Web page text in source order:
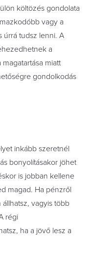
költözés gondolata
vagy a
úrrá tudsz lenni. A
a
miatt
gondolkodás
inkább szeretnél
bonyolításakor jöhet
is jobban kellene
magad. Ha pénzről
vagyis több
régi
ha a jövő lesz a